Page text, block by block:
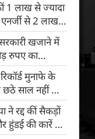
1 लाख से ज्यादा
एनर्जी से 2 लाख
खजाने में
रुपए का
भी बढ़ा
मुनाफे के
साल नहीं ली
ने रद्द कीं सैकड़ों
हुंडई की कारें भी